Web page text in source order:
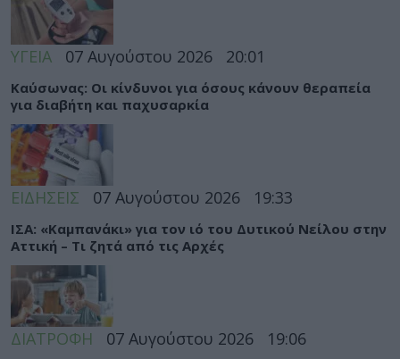
ΥΓΕΙΑ 07 Αυγούστου 2026 20:01
Καύσωνας: Οι κίνδυνοι για όσους κάνουν θεραπεία
για διαβήτη και παχυσαρκία
ΕΙΔΗΣΕΙΣ 07 Αυγούστου 2026 19:33
ΙΣΑ: «Καμπανάκι» για τον ιό του Δυτικού Νείλου στην
Αττική – Τι ζητά από τις Αρχές
ΔΙΑΤΡΟΦΗ 07 Αυγούστου 2026 19:06